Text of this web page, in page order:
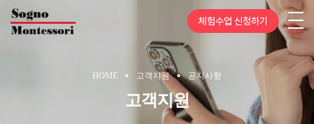
체험수업 신청하기
HOME 고객지원 공지사항
고객지원